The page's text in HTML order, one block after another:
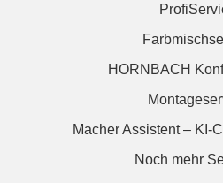
HORNBACH
Macher Assistent – KI-
Noch mehr